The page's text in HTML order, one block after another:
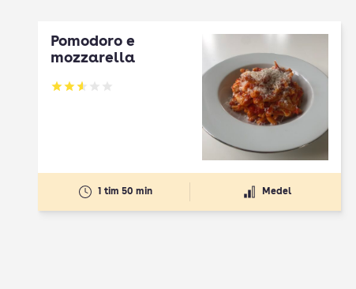
Pomodoro e
mozzarella
Betyg: 2.57 av 5
1 tim 50 min Medel